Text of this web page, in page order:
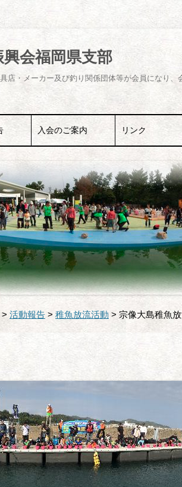
会福岡県支部
店・メーカー及び釣り関係団体等が会員になり
コ
ン
テ
ン
へ
ス
キ
ッ
プ
室
動
ップ活動
入会のご案内 リンク
> 活動報告 > 稚魚放流活動 > 宗像大島稚魚